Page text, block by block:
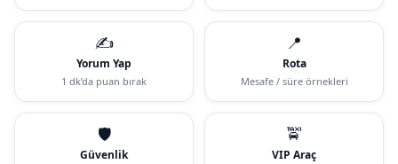
✍️
Yorum Yap
1 dk’da puan bırak
📍
Rota
Mesafe / süre örnekleri
🛡️
Güvenlik
🚖
VIP Araç